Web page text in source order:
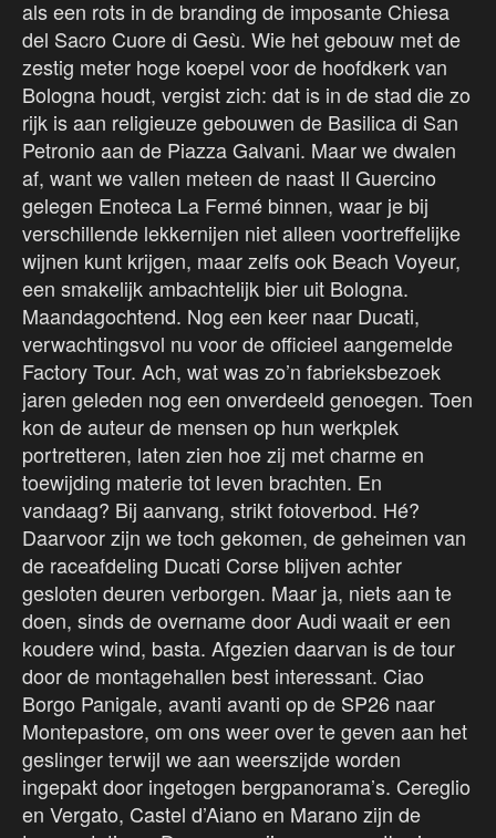
als een rots in de branding de imposante Chiesa
del Sacro Cuore di Gesù. Wie het gebouw met de
zestig meter hoge koepel voor de hoofdkerk van
Bologna houdt, vergist zich: dat is in de stad die zo
rijk is aan religieuze gebouwen de Basilica di San
Petronio aan de Piazza Galvani. Maar we dwalen
af, want we vallen meteen de naast Il Guercino
gelegen Enoteca La Fermé binnen, waar je bij
verschillende lekkernijen niet alleen voortreffelijke
wijnen kunt krijgen, maar zelfs ook Beach Voyeur,
een smakelijk ambachtelijk bier uit Bologna.
Maandagochtend. Nog een keer naar Ducati,
verwachtingsvol nu voor de officieel aangemelde
Factory Tour. Ach, wat was zo’n fabrieksbezoek
jaren geleden nog een onverdeeld genoegen. Toen
kon de auteur de mensen op hun werkplek
portretteren, laten zien hoe zij met charme en
toewijding materie tot leven brachten. En
vandaag? Bij aanvang, strikt fotoverbod. Hé?
Daarvoor zijn we toch gekomen, de geheimen van
de raceafdeling Ducati Corse blijven achter
gesloten deuren verborgen. Maar ja, niets aan te
doen, sinds de overname door Audi waait er een
koudere wind, basta. Afgezien daarvan is de tour
door de montagehallen best interessant. Ciao
Borgo Panigale, avanti avanti op de SP26 naar
Montepastore, om ons weer over te geven aan het
geslinger terwijl we aan weerszijde worden
ingepakt door ingetogen bergpanorama’s. Cereglio
en Vergato, Castel d’Aiano en Marano zijn de